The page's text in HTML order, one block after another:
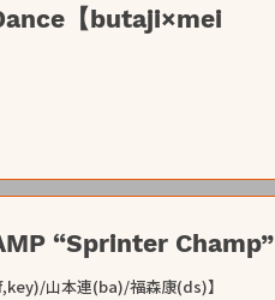
【butaji×mei
2023.01.12 |【観覧】STEREO CHAMP “Sprinter Champ”
山本連(ba)/福森康(ds)】